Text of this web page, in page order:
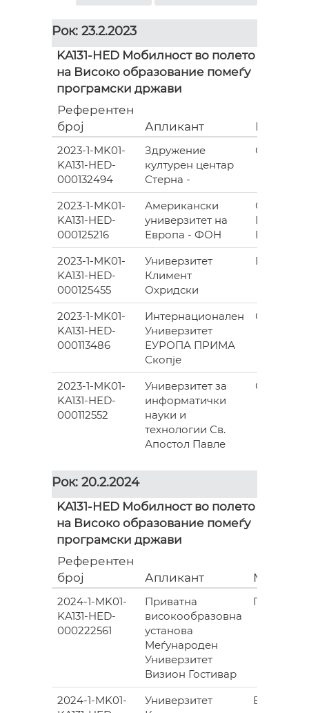
Рок: 23.2.2023
KA131-HED Мобилност во полето
на Високо образование помеѓу
програмски држави
Референтен
број
Апликант Место
2023-1-MK01-
KA131-HED-
000132494
Здружение
културен центар
Стерна -
СКОПЈЕ
2023-1-MK01-
KA131-HED-
000125216
Американски
универзитет на
Европа - ФОН
СКОПЈЕ-
ГАЗИ
БАБА
2023-1-MK01-
KA131-HED-
000125455
Универзитет
Климент
Охридски
БИТОЛА
2023-1-MK01-
KA131-HED-
000113486
Интернационален
Универзитет
ЕУРОПА ПРИМА
Скопје
СКОПЈЕ
2023-1-MK01-
KA131-HED-
000112552
Универзитет за
информатички
науки и
технологии Св.
Апостол Павле
ОХРИД
Рок: 20.2.2024
KA131-HED Мобилност во полето
на Високо образование помеѓу
програмски држави
Референтен
број
Апликант Место
2024-1-MK01-
KA131-HED-
000222561
Приватна
високообразовна
установа
Меѓународен
Универзитет
Визион Гостивар
2024-1-MK01-
Универзитет
БИТОЛА